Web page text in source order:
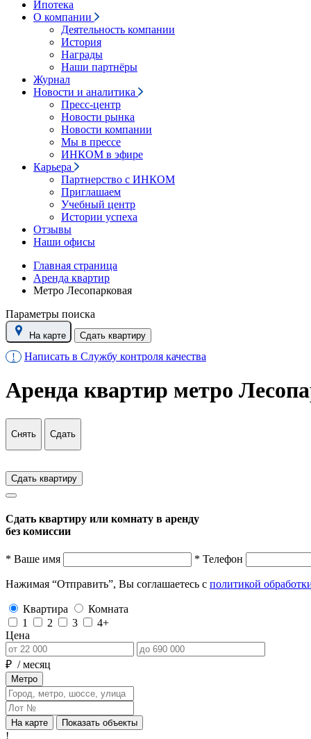
Ипотека
О компании
Деятельность компании
История
Награды
Наши партнёры
Журнал
Новости и аналитика
Пресс-центр
Новости рынка
Новости компании
Мы в прессе
ИНКОМ в эфире
Карьера
Партнерство с ИНКОМ
Приглашаем
Учебный центр
Истории успеха
Отзывы
Наши офисы
Главная страница
Аренда квартир
Метро Лесопарковая
Параметры поиска
На карте Сдать квартиру
! Написать в Службу контроля качества
Аренда квартир метро
Снять Сдать
Сдать квартиру
Сдать квартиру или комнату в аренду
без комиссии
* Ваше имя * Телефон
Нажимая “Отправить”, Вы соглашаетесь с политикой
Квартира
Комната
1
2 3
4+
Цена
₽ / месяц
Метро
На карте Показать объекты
!